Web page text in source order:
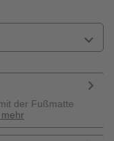
der Fußmatte
mehr